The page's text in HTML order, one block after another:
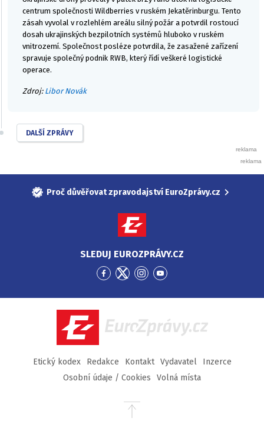
centrum společnosti Wildberries v ruském Jekatěrinburgu. Tento
zásah vyvolal v rozlehlém areálu silný požár a potvrdil rostoucí
dosah ukrajinských bezpilotních systémů hluboko v ruském
vnitrozemí. Společnost posléze potvrdila, že zasažené zařízení
spravuje společný podnik RWB, který řídí veškeré logistické
operace.
Zdroj: Libor Novák
DALŠÍ ZPRÁVY
Proč důvěřovat zpravodajství EuroZprávy.cz
SLEDUJ EUROZPRÁVY.CZ
Přejít
Facebook
Přejít
Twitter
Přejít
Instagram
Přejít
YouTube
EuroZprávy.cz
Etický kodex Redakce Kontakt Vydavatel
Inzerce
Osobní údaje / Cookies
Volná místa
Přejít